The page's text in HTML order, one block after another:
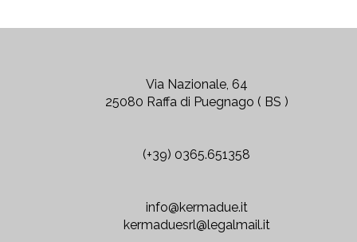
Via Nazionale, 64
25080 Raffa di Puegnago ( BS )
(+39) 0365.651358
info@kermadue.it
kermaduesrl@legalmail.it